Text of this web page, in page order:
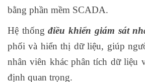
bằng phần mềm SCADA.
Hệ thốngđiều khiển giám sát
phối và hiển thị dữ liệu, giúp
nhân viên khác phân tích dữ liệu
định quan trọng.